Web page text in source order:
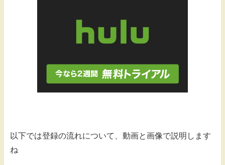
以下では登録の流れについて、動画と画像で説明します
ね